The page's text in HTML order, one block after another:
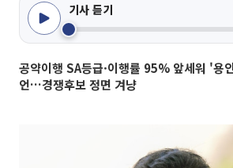
기사 듣기
공약이행 SA등급·이행률 95% 앞세워 '용
언…경쟁후보 정면 겨냥